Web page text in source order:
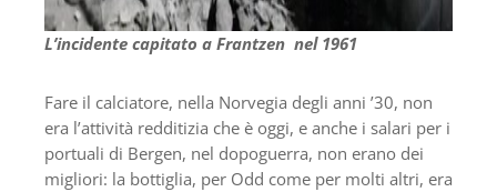
L’incidente capitato a Frantzen nel 1961
Fare il calciatore, nella Norvegia degli anni ’30, non
era l’attività redditizia che è oggi, e anche i salari per i
portuali di Bergen, nel dopoguerra, non erano dei
migliori: la bottiglia, per Odd come per molti altri, era